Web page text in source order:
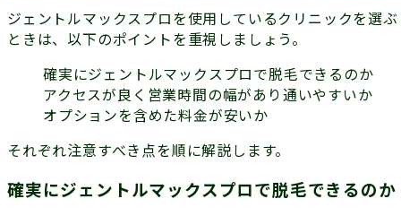
ジェントルマックスプロを使用しているクリニックを選ぶ
ときは、以下のポイントを重視しましょう。
確実にジェントルマックスプロで脱毛できるのか
アクセスが良く営業時間の幅があり通いやすいか
オプションを含めた料金が安いか
それぞれ注意すべき点を順に解説します。
確実にジェントルマックスプロで脱毛できるのか